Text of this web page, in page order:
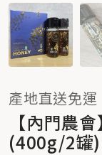
產地直送免運
【內門農
(400g/2罐)